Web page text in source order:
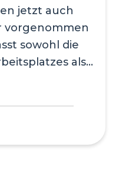
jetzt auch
vorgenommen
sowohl die
als